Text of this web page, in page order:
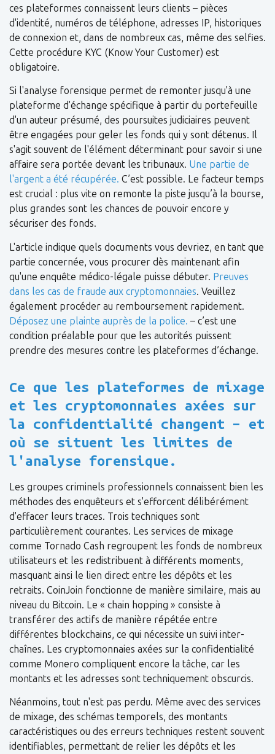
ces plateformes connaissent leurs clients – pièces
d'identité, numéros de téléphone, adresses IP, historiques
de connexion et, dans de nombreux cas, même des selfies.
Cette procédure KYC (Know Your Customer) est
obligatoire.
Si l'analyse forensique permet de remonter jusqu'à une
plateforme d'échange spécifique à partir du portefeuille
d'un auteur présumé, des poursuites judiciaires peuvent
être engagées pour geler les fonds qui y sont détenus. Il
s'agit souvent de l'élément déterminant pour savoir si une
affaire sera portée devant les tribunaux. Une partie de
l'argent a été récupérée. C’est possible. Le facteur temps
est crucial : plus vite on remonte la piste jusqu’à la bourse,
plus grandes sont les chances de pouvoir encore y
sécuriser des fonds.
L'article indique quels documents vous devriez, en tant que
partie concernée, vous procurer dès maintenant afin
qu'une enquête médico-légale puisse débuter. Preuves
dans les cas de fraude aux cryptomonnaies. Veuillez
également procéder au remboursement rapidement.
Déposez une plainte auprès de la police. – c’est une
condition préalable pour que les autorités puissent
prendre des mesures contre les plateformes d’échange.
Ce que les plateformes de mixage
et les cryptomonnaies axées sur
la confidentialité changent – et
où se situent les limites de
l'analyse forensique.
Les groupes criminels professionnels connaissent bien les
méthodes des enquêteurs et s'efforcent délibérément
d'effacer leurs traces. Trois techniques sont
particulièrement courantes. Les services de mixage
comme Tornado Cash regroupent les fonds de nombreux
utilisateurs et les redistribuent à différents moments,
masquant ainsi le lien direct entre les dépôts et les
retraits. CoinJoin fonctionne de manière similaire, mais au
niveau du Bitcoin. Le « chain hopping » consiste à
transférer des actifs de manière répétée entre
différentes blockchains, ce qui nécessite un suivi inter-
chaînes. Les cryptomonnaies axées sur la confidentialité
comme Monero compliquent encore la tâche, car les
montants et les adresses sont techniquement obscurcis.
Néanmoins, tout n'est pas perdu. Même avec des services
de mixage, des schémas temporels, des montants
caractéristiques ou des erreurs techniques restent souvent
identifiables, permettant de relier les dépôts et les